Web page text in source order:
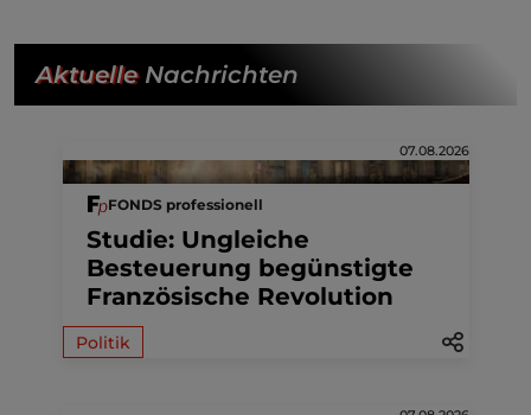
AktuelleNachrichten
07.08.2026
FONDS professionell
Studie: Ungleiche
Besteuerung begünstigte
Französische Revolution
Politik